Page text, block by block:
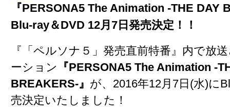
『PERSONA5 The Animation -THE DAY
Blu-ray＆DVD 12月7日発売決定！！
『「ペルソナ５」発売直前特番』内で放
ーション
『PERSONA5 The Animation -
BREAKERS-』 が、2016年12月7日(水)に
売決定いたしました！